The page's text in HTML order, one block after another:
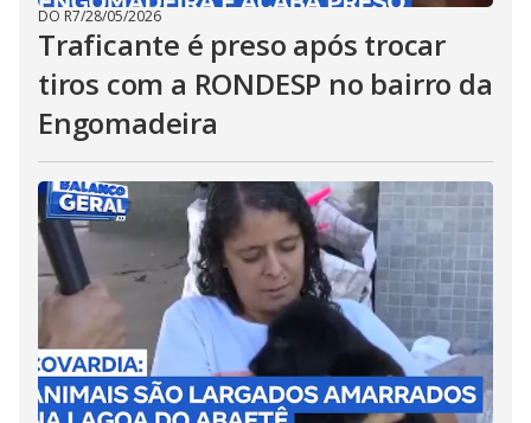
DO R7/28/05/2026
Traficante é preso após trocar
tiros com a RONDESP no bairro da
Engomadeira